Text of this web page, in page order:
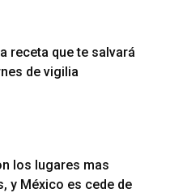
receta que te salvará
de vigilia
los lugares mas
y México es cede de